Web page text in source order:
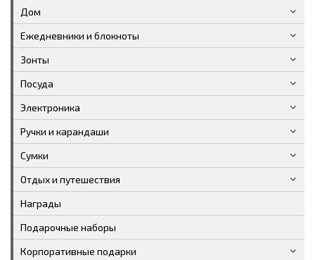
Дом
Ежедневники и блокноты
Зонты
Посуда
Электроника
Ручки и карандаши
Сумки
Отдых и путешествия
Награды
Подарочные наборы
Корпоративные подарки